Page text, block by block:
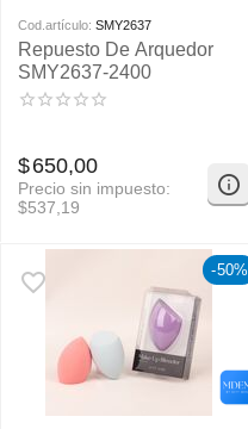
Cod.artículo: SMY2637
Repuesto De Arquedor
SMY2637-2400
$650,00
Precio sin impuesto:
$537,19
-50%